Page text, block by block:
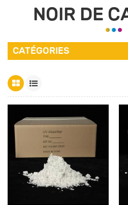
NOIR DE
CATÉGORIES